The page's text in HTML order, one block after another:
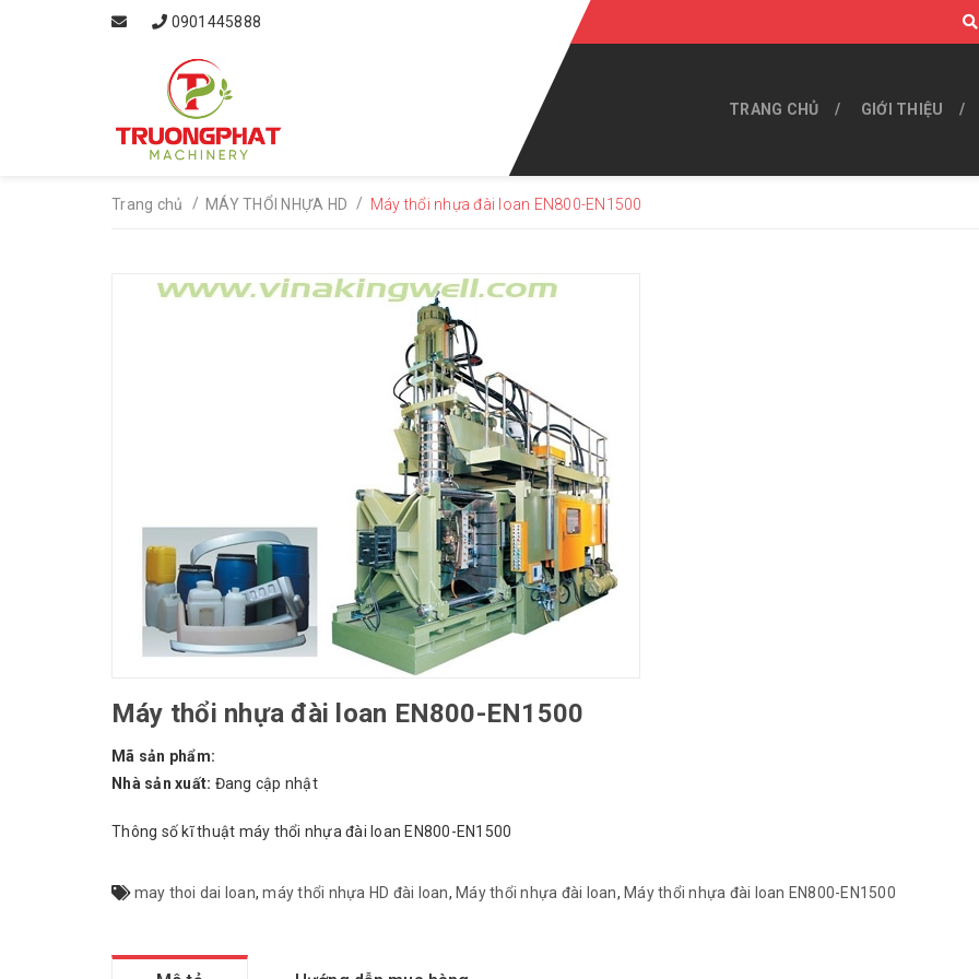
0901445888
TRANG CHỦ GIỚI THIỆU
Trang chủ / MÁY THỔI NHỰA HD / Máy thổi nhựa đài loan EN800-EN1500
Máy thổi nhựa đài loan EN800-EN1500
Mã sản phẩm:
Nhà sản xuất: Đang cập nhật
Thông số kĩ thuật máy thổi nhựa đài loan EN800-EN1500
may thoi dai loan,máy thổi nhựa HD đài loan, Máy thổi nhựa đài loan, Máy thổi nhựa đài loan EN800-EN1500